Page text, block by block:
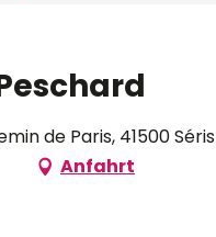
de Paris, 41500 Séris
Anfahrt